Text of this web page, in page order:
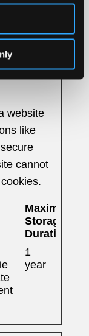
website
like
cannot
Maximum
Storage
Duration
1
year